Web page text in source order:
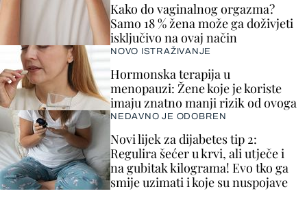
Kako do vaginalnog orgazma?
Samo 18 % žena može ga doživjeti
isključivo na ovaj način
NOVO ISTRAŽIVANJE
Hormonska terapija u
menopauzi: Žene koje je koriste
imaju znatno manji rizik od ovoga
NEDAVNO JE ODOBREN
Novi lijek za dijabetes tip 2:
Regulira šećer u krvi, ali utječe i
na gubitak kilograma! Evo tko ga
smije uzimati i koje su nuspojave